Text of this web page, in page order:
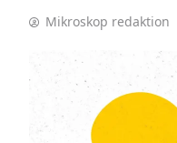
Mikroskop redaktion